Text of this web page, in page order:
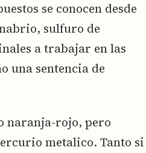
se conocen desde
sulfuro de
a trabajar en las
una sentencia de
naranja-rojo, pero
metalico. Tanto si